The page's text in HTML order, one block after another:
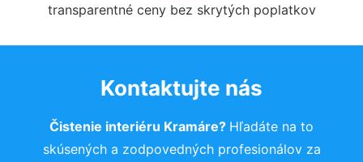
transparentné ceny bez skrytých poplatkov
Kontaktujte nás
Čistenie interiéru Kramáre? Hľadáte na to
skúsených a zodpovedných profesionálov za